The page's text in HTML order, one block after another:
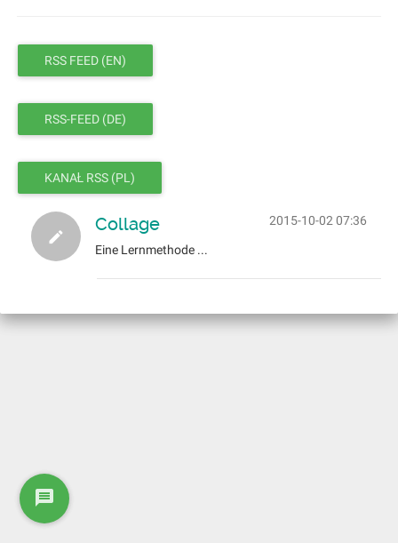
RSS FEED (EN)
RSS-FEED (DE)
KANAŁ RSS (PL)
2015-10-02 07:36
Collage
Eine Lernmethode ...